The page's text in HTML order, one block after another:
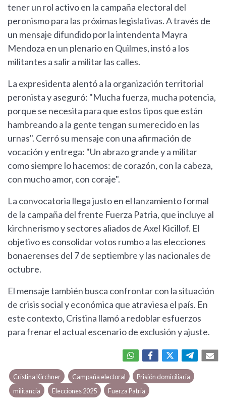
tener un rol activo en la campaña electoral del
peronismo para las próximas legislativas. A través de
un mensaje difundido por la intendenta Mayra
Mendoza en un plenario en Quilmes, instó a los
militantes a salir a militar las calles.
La expresidenta alentó a la organización territorial
peronista y aseguró: "Mucha fuerza, mucha potencia,
porque se necesita para que estos tipos que están
hambreando a la gente tengan su merecido en las
urnas". Cerró su mensaje con una afirmación de
vocación y entrega: "Un abrazo grande y a militar
como siempre lo hacemos: de corazón, con la cabeza,
con mucho amor, con coraje".
La convocatoria llega justo en el lanzamiento formal
de la campaña del frente Fuerza Patria, que incluye al
kirchnerismo y sectores aliados de Axel Kicillof. El
objetivo es consolidar votos rumbo a las elecciones
bonaerenses del 7 de septiembre y las nacionales de
octubre.
El mensaje también busca confrontar con la situación
de crisis social y económica que atraviesa el país. En
este contexto, Cristina llamó a redoblar esfuerzos
para frenar el actual escenario de exclusión y ajuste.
Cristina Kirchner Campaña electoral
Prisión domiciliaria
militancia
Elecciones 2025 Fuerza Patria